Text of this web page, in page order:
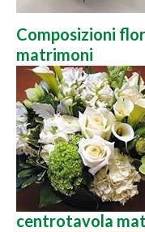
Composizioni
matrimoni
centrotavola